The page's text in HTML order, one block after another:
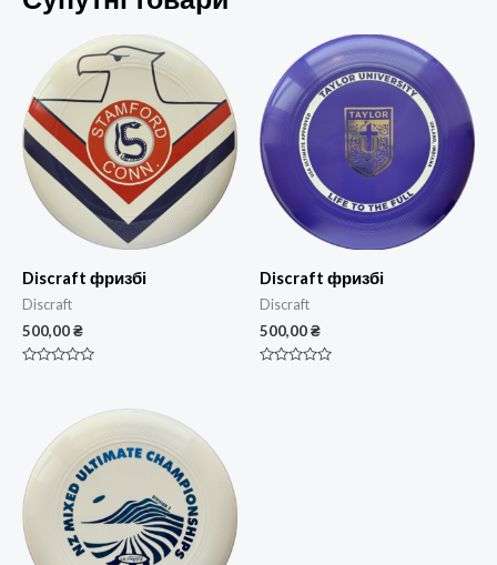
Discraft фризбі
Discraft
500,00₴
Discraft фризбі
Discraft
500,00₴